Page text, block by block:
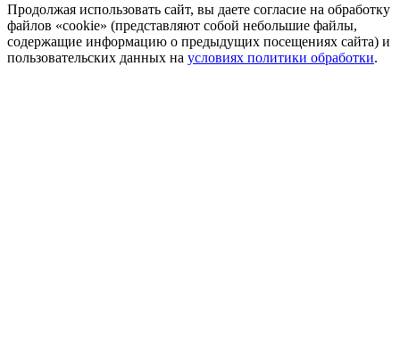
Продолжая использовать сайт, вы даете согласие на обработку
файлов «cookie» (представляют собой небольшие файлы,
содержащие информацию о предыдущих посещениях сайта) и
пользовательских данных на условиях политики обработки.